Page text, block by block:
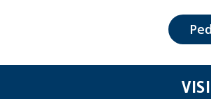
cancellation and opposition under the provisions of the